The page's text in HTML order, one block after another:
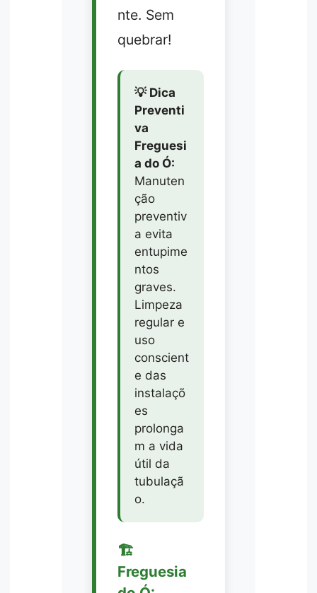
nte. Sem
quebrar!
💡 Dica
Preventi
va
Freguesi
a do Ó:
Manuten
ção
preventiv
a evita
entupime
ntos
graves.
Limpeza
regular e
uso
conscient
e das
instalaçõ
es
prolonga
m a vida
útil da
tubulaçã
o.
🏗️
Freguesia